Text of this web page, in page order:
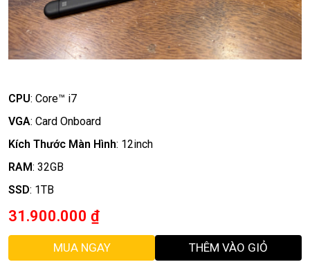
CPU: Core™ i7
VGA: Card Onboard
Kích Thước Màn Hình: 12inch
RAM: 32GB
SSD: 1TB
31.900.000 ₫
MUA NGAY THÊM VÀO GIỎ